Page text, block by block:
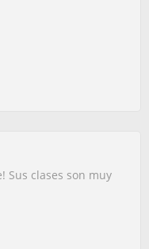
Sus clases son muy